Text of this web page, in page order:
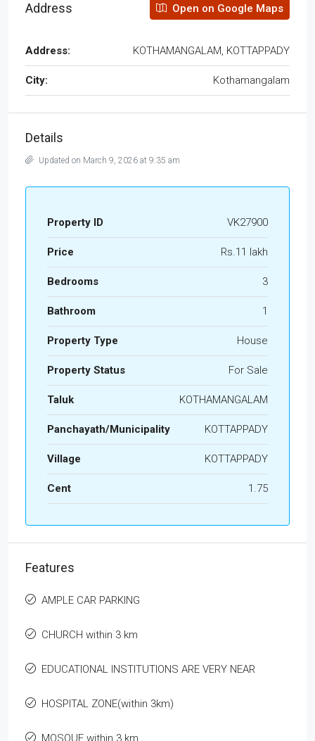
Address Open on Google Maps
Address: KOTHAMANGALAM, KOTTAPPADY
City: Kothamangalam
Details
Updated on March 9, 2026 at 9:35 am
Property ID VK27900
Price Rs.11 lakh
Bedrooms 3
Bathroom 1
Property Type House
Property Status For Sale
Taluk KOTHAMANGALAM
Panchayath/Municipality KOTTAPPADY
Village KOTTAPPADY
Cent 1.75
Features
AMPLE CAR PARKING
CHURCH within 3 km
EDUCATIONAL INSTITUTIONS ARE VERY NEAR
HOSPITAL ZONE(within 3km)
MOSQUE within 3 km